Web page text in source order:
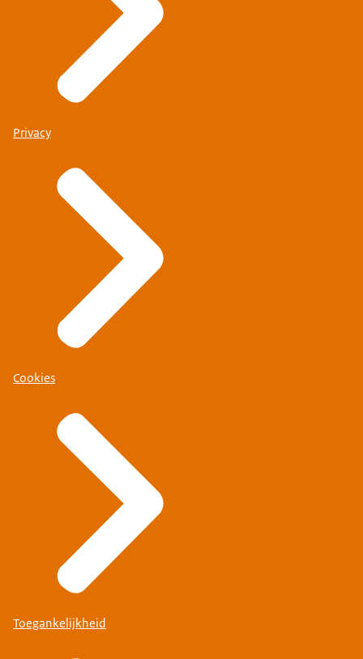
Privacy
Cookies
Toegankelijkheid